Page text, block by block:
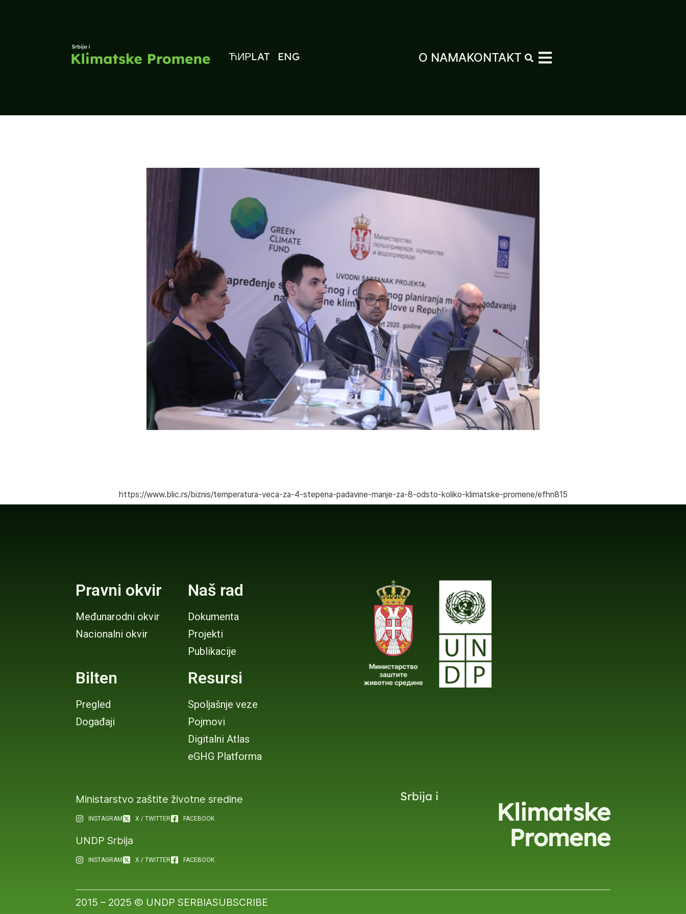
ЋИРLAT ENG O NAMAKONTAKT
https://www.blic.rs/biznis/temperatura-veca-za-4-stepena-padavine-manje-za-8-odsto-koliko-klimatske-promene/efhn815
Pravni okvir
Međunarodni okvir
Nacionalni okvir
Naš rad
Dokumenta
Projekti
Publikacije
Bilten
Pregled
Događaji
Resursi
Spoljašnje veze
Pojmovi
Digitalni Atlas
eGHG Platforma
Ministarstvo zaštite životne sredine
INSTAGRAM X / TWITTER FACEBOOK
UNDP Srbija
INSTAGRAM X / TWITTER FACEBOOK
Srbija i
Klimatske
Promene
2015 – 2025 Ⓒ UNDP SERBIASUBSCRIBE